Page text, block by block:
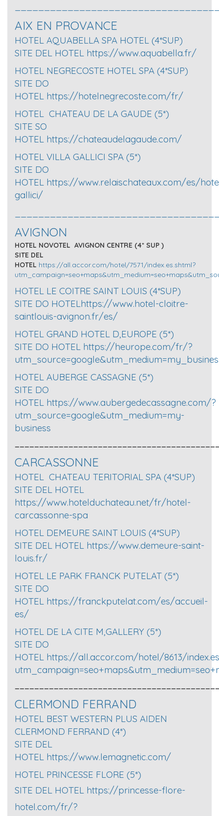
AIX EN PROVANCE
HOTEL AQUABELLA SPA HOTEL (4*SUP)
SITE DEL HOTEL https://www.aquabella.fr/
HOTEL NEGRECOSTE HOTEL SPA (4*SUP)
SITE DO
HOTEL https://hotelnegrecoste.com/fr/
HOTEL CHATEAU DE LA GAUDE (5*)
SITE SO
HOTEL https://chateaudelagaude.com/
HOTEL VILLA GALLICI SPA (5*)
SITE DO
HOTEL https://www.relaischateaux.com/es/
gallici/
AVIGNON
HOTEL NOVOTEL AVIGNON CENTRE (4* SUP )
SITE DEL
HOTEL https://all.accor.com/hotel/7571/index.es.shtml?
HOTEL LE COITRE SAINT LOUIS (4*SUP)
SITE DO HOTELhttps://www.hotel-cloitre-
saintlouis-avignon.fr/es/
HOTEL GRAND HOTEL D,EUROPE (5*)
SITE DO HOTEL https://heurope.com/fr/?
HOTEL AUBERGE CASSAGNE (5*)
SITE DO
HOTEL https://www.aubergedecassagne.com/?
utm_source=google&utm_medium=my-
business
CARCASSONNE
HOTEL CHATEAU TERITORIAL SPA (4*SUP)
SITE DEL HOTEL
https://www.hotelduchateau.net/fr/hotel-
carcassonne-spa
HOTEL DEMEURE SAINT LOUIS (4*SUP)
SITE DEL HOTEL https://www.demeure-saint-
louis.fr/
HOTEL LE PARK FRANCK PUTELAT (5*)
SITE DO
HOTEL https://franckputelat.com/es/accueil-
es/
HOTEL DE LA CITE M,GALLERY (5*)
SITE DO
HOTEL https://all.accor.com/hotel/8613/
CLERMOND FERRAND
HOTEL BEST WESTERN PLUS AIDEN
CLERMOND FERRAND (4*)
SITE DEL
HOTEL https://www.lemagnetic.com/
HOTEL PRINCESSE FLORE (5*)
SITE DEL HOTEL https://princesse-flore-
hotel.com/fr/?